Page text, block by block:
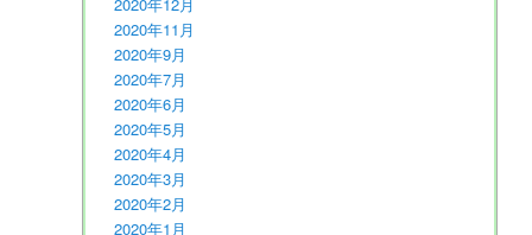
2020年11月
2020年9月
2020年7月
2020年6月
2020年5月
2020年4月
2020年3月
2020年2月
2020年1月